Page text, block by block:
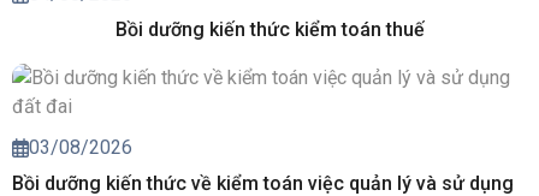
Bồi dưỡng kiến thức kiểm toán thuế
03/08/2026
Bồi dưỡng kiến thức về kiểm toán việc quản lý và sử dụng